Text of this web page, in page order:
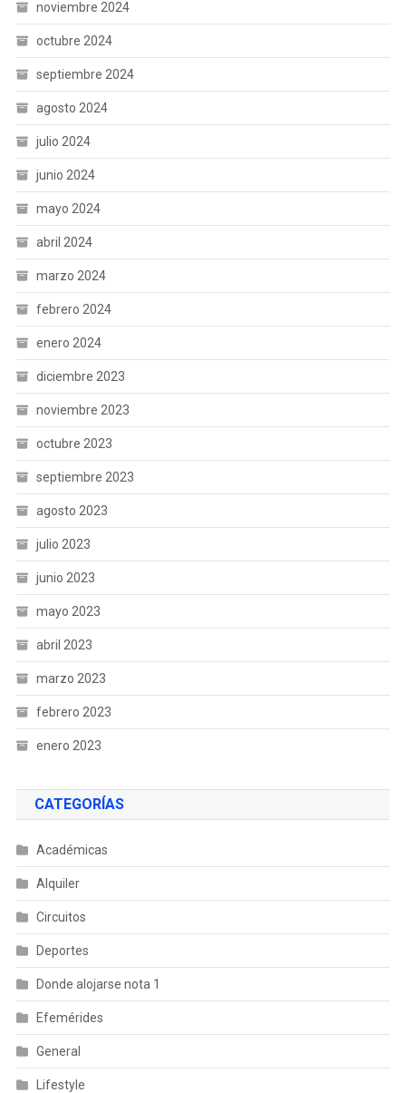
noviembre 2024
octubre 2024
septiembre 2024
agosto 2024
julio 2024
junio 2024
mayo 2024
abril 2024
marzo 2024
febrero 2024
enero 2024
diciembre 2023
noviembre 2023
octubre 2023
septiembre 2023
agosto 2023
julio 2023
junio 2023
mayo 2023
abril 2023
marzo 2023
febrero 2023
enero 2023
CATEGORÍAS
Académicas
Alquiler
Circuitos
Deportes
Donde alojarse nota 1
Efemérides
General
Lifestyle